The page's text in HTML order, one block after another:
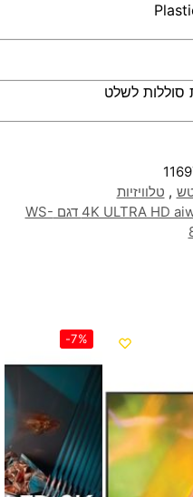
סוללות לשלט
, טלוויזיות
מסך 82" 4K ULTRA HD aiwa japan SMART דגם WS-
-7%